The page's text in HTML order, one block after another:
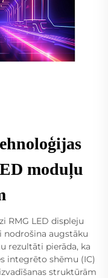
moduļu
RMG LED displeju
nodrošina augstāku
rezultāti pierāda, ka
integrēto shēmu (IC)
struktūrām